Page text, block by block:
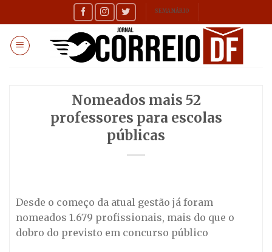
to
content
SEMANÁRIO
Nomeados mais 52
professores para escolas
públicas
Desde o começo da atual gestão já foram
nomeados 1.679 profissionais, mais do que o
dobro do previsto em concurso público